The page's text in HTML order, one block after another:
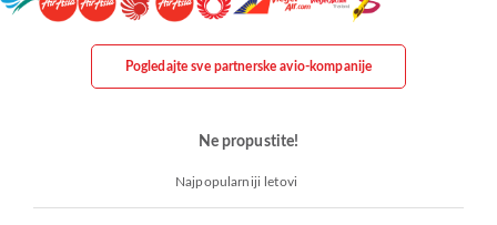
Pogledajte sve partnerske avio-kompanije
Ne propustite!
Najpopularniji letovi